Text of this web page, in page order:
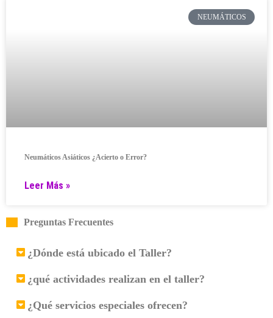
NEUMÁTICOS
Neumáticos Asiáticos ¿Acierto o Error?
Leer Más »
Preguntas Frecuentes
¿Dónde está ubicado el Taller?
¿qué actividades realizan en el taller?
¿Qué servicios especiales ofrecen?